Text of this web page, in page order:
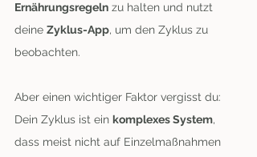
Ernährungsregeln zu halten und nutzt
deine Zyklus-App, um den Zyklus zu
beobachten.
Aber einen wichtiger Faktor vergisst du:
Dein Zyklus ist ein komplexes System,
dass meist nicht auf Einzelmaßnahmen